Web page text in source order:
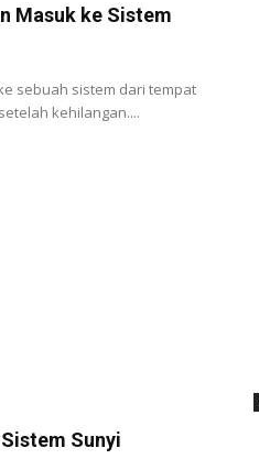
Masuk ke Sistem
sebuah sistem dari tempat
kehilangan....
Sunyi